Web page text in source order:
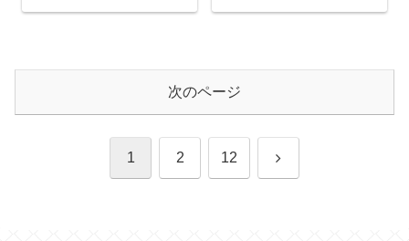
次のページ
1 2 12 次